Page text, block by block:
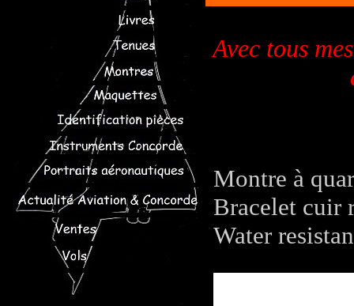
Avec tous
Montre à
Bracelet cuir
Water